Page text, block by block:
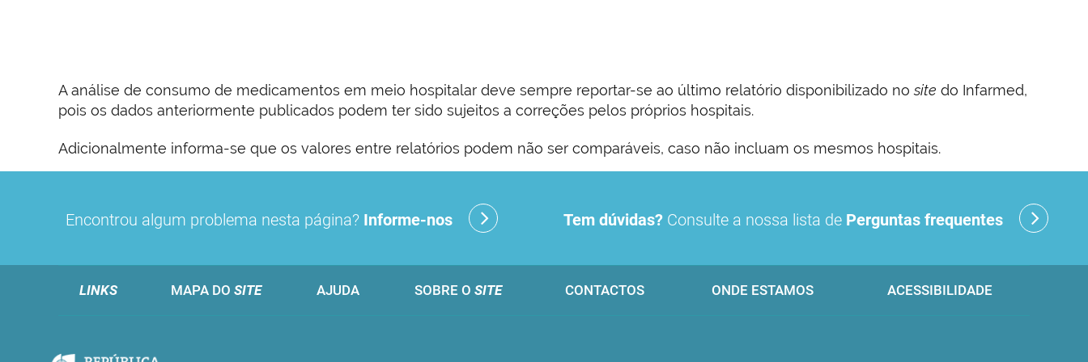
A análise de consumo de medicamentos em meio hospitalar deve sempre reportar-se ao último relatório disponibilizado nosite do Infarmed,
pois os dados anteriormente publicados podem ter sido sujeitos a correções pelos próprios hospitais.
Adicionalmente informa-se que os valores entre relatórios podem não ser comparáveis, caso não incluam os mesmos hospitais.
Encontrou algum problema nesta página? Informe-nos Tem dúvidas? Consulte a nossa lista de Perguntas frequentes
LINKS MAPA DO SITE AJUDA SOBRE O SITE CONTACTOS ONDE ESTAMOS ACESSIBILIDADE